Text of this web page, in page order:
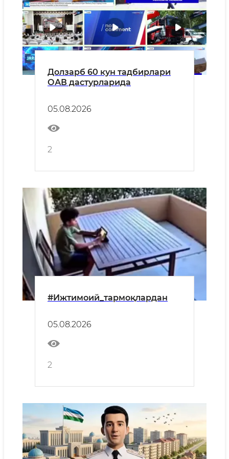
Долзарб 60 кун тадбирлари
ОАВ дастурларида
05.08.2026
2
#Ижтимоий_тармоқлардан
05.08.2026
2